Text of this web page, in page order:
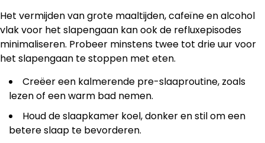
Het vermijden van grote maaltijden, cafeïne en alcohol
vlak voor het slapengaan kan ook de refluxepisodes
minimaliseren. Probeer minstens twee tot drie uur voor
het slapengaan te stoppen met eten.
Creëer een kalmerende pre-slaaproutine, zoals
lezen of een warm bad nemen.
Houd de slaapkamer koel, donker en stil om een
betere slaap te bevorderen.